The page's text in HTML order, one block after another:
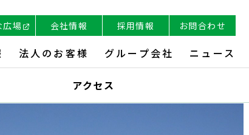
広場 会社情報 採用情報 お問合わせ
法人のお客様 グループ会社 ニュース
アクセス